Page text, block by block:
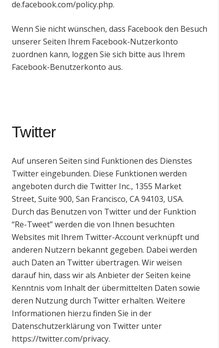
de.facebook.com/policy.php.
Wenn Sie nicht wünschen, dass Facebook den Besuch
unserer Seiten Ihrem Facebook-Nutzerkonto
zuordnen kann, loggen Sie sich bitte aus Ihrem
Facebook-Benutzerkonto aus.
Twitter
Auf unseren Seiten sind Funktionen des Dienstes
Twitter eingebunden. Diese Funktionen werden
angeboten durch die Twitter Inc., 1355 Market
Street, Suite 900, San Francisco, CA 94103, USA.
Durch das Benutzen von Twitter und der Funktion
“Re-Tweet” werden die von Ihnen besuchten
Websites mit Ihrem Twitter-Account verknüpft und
anderen Nutzern bekannt gegeben. Dabei werden
auch Daten an Twitter übertragen. Wir weisen
darauf hin, dass wir als Anbieter der Seiten keine
Kenntnis vom Inhalt der übermittelten Daten sowie
deren Nutzung durch Twitter erhalten. Weitere
Informationen hierzu finden Sie in der
Datenschutzerklärung von Twitter unter
https://twitter.com/privacy.